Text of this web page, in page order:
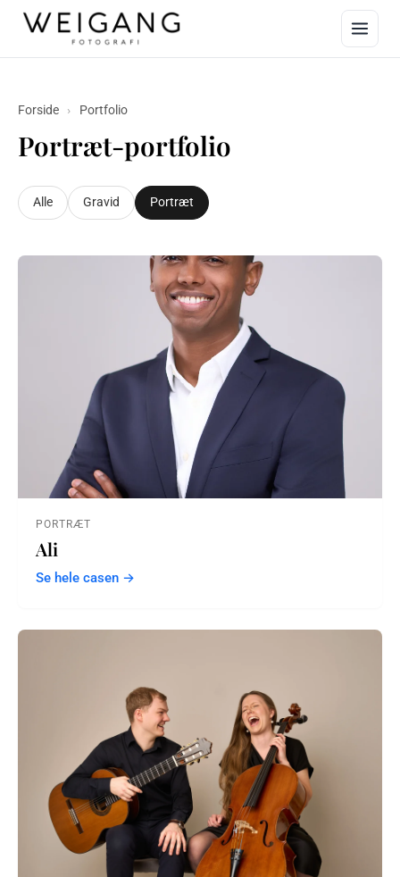
Forside › Portfolio
Portræt-portfolio
Alle Gravid Portræt
PORTRÆT
Ali
Se hele casen →